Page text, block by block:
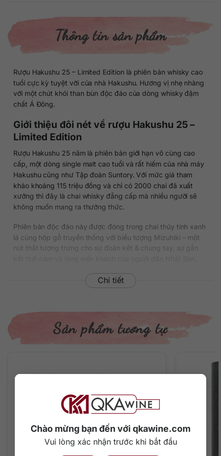
Chào mừng bạn đến với qkawine.com
Vui lòng xác nhận trước khi bắt đầu
Thông tin sản phẩm
Rượu Hakushu 25 – Limited Edition là phiên bản whisky cao
tuổi cực kỳ tuyệt vời của nhà Hakushu. Hương vị nhẹ nhàng
với một chút khói than bùn độc đáo của dòng whisky đậm
chất Á Đông.
Giới thiệu đôi nét về rượu Hakushu 25 –
Limited Edition
Rượu Hakushu 25 năm là phiên bản giới hạn vô cùng cao
cấp, một dòng single malt cao tuổi và rất hiếm của nhà máy
Hakushu cũng như Tập đoàn Suntory. Với mức giá tham
khảo khoảng 115 triệu đồng và chỉ có 2000 chai đã xuất
xưởng thì đây là chai whisky đẳng cấp mà nhiều người sẽ
không muốn mang ra thưởng thức.
Phiên bản độc đáo này được đóng trong chai thủy tinh xanh
lá cùng hộp gỗ truyền thống với biểu tượng Mizuhiki – một
nút thắt tượng trưng cho sự đoàn kết & chung tay, sự gắn
Thông tin chi tiết về rượu
Nồng độ: 43%
Mô tả hương vị rượu
cũng mê đắm whisky đậm chất Á Đông của Nhật Bản thì
chai rượu Hakushu 25 năm quý hiếm chắc chắn dành cho
Chi tiết
Sản phẩm tương tự